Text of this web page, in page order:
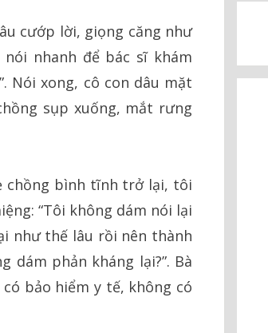
cướp lời, giọng căng như
nhanh để bác sĩ khám
Nói xong, cô con dâu mặt
sụp xuống, mắt rưng
chồng bình tĩnh trở lại, tôi
“Tôi không dám nói lại
như thế lâu rồi nên thành
dám phản kháng lại?”. Bà
bảo hiểm y tế, không có